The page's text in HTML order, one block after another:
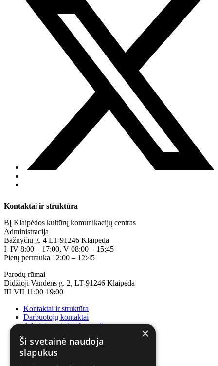
Kontaktai ir struktūra
BĮ Klaipėdos kultūrų komunikacijų centras
Administracija
Bažnyčių g. 4 LT-91246 Klaipėda
I–IV 8:00 – 17:00, V 08:00 – 15:45
Pietų pertrauka 12:00 – 12:45
Parodų rūmai
Didžioji Vandens g. 2, LT-91246 Klaipėda
III-VII 11:00-19:00
Kontaktai ir struktūra
Darbuotojų kontaktai
Administracinė informacija
Korupcijos prevencija
×
Ši svetainė naudoja
slapukus